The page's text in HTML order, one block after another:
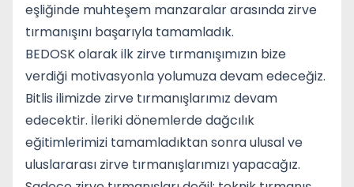
eşliğinde muhteşem manzaralar arasında zirve
tırmanışını başarıyla tamamladık.
BEDOSK olarak ilk zirve tırmanışımızın bize
verdiği motivasyonla yolumuza devam edeceğiz.
Bitlis ilimizde zirve tırmanışlarımız devam
edecektir. İleriki dönemlerde dağcılık
eğitimlerimizi tamamladıktan sonra ulusal ve
uluslararası zirve tırmanışlarımızı yapacağız.